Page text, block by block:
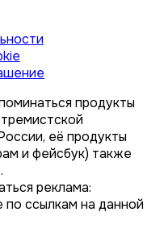
продукты
её продукты
и фейсбук) также
реклама:
ссылкам на данной